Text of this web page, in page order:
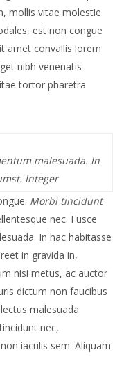
mollis vitae molestie
est non congue
amet convallis lorem
nibh venenatis
tortor pharetra
malesuada. In
Integer
Morbi tincidunt
nec. Fusce
In hac habitasse
in gravida in,
nisi metus, ac auctor
dictum non faucibus
malesuada
nec,
iaculis sem. Aliquam